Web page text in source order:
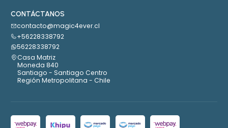
CONTÁCTANOS
contacto@magic4ever.cl
+56228338792
56228338792
Casa Matriz
Moneda 840
Santiago - Santiago Centro
Región Metropolitana - Chile